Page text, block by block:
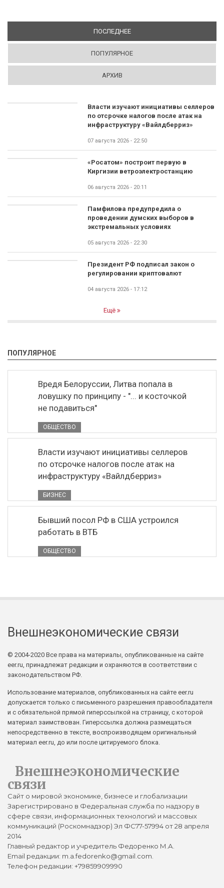
ПОСЛЕДНЕЕ(АКТИВНАЯ ВКЛАДКА)
ПОПУЛЯРНОЕ
АРХИВ
Власти изучают инициативы селлеров
по отсрочке налогов после атак на
инфраструктуру «Вайлдберриз»
07 августа 2026 - 22:50
«Росатом» построит первую в
Киргизии ветроэлектростанцию
06 августа 2026 - 20:11
Памфилова предупредила о
проведении думских выборов в
экстремальных условиях
05 августа 2026 - 22:30
Президент РФ подписал закон о
регулировании криптовалют
04 августа 2026 - 17:12
Ещё
ПОПУЛЯРНОЕ
Вредя Белоруссии, Литва попала в
ловушку по принципу - "... и косточкой
не подавиться"
ОБЩЕСТВО
Власти изучают инициативы селлеров
по отсрочке налогов после атак на
инфраструктуру «Вайлдберриз»
БИЗНЕС
Бывший посол РФ в США устроился
работать в ВТБ
ОБЩЕСТВО
Внешнеэкономические связи
© 2004-2020 Все права на материалы, опубликованные на сайте
eer.ru, принадлежат редакции и охраняются в соответствии с
законодательством РФ.
Использование материалов, опубликованных на сайте eer.ru
допускается только с письменного разрешения правообладателя
и с обязательной прямой гиперссылкой на страницу, с которой
материал заимствован. Гиперссылка должна размещаться
непосредственно в тексте, воспроизводящем оригинальный
материал eer.ru, до или после цитируемого блока.
Внешнеэкономические
связи
Сайт о мировой экономике, бизнесе и глобализации
Зарегистрировано в Федеральная служба по надзору в
сфере связи, информационных технологий и массовых
коммуникаций (Роскомнадзор) Эл ФС77-57994 от 28 апреля
2014
Главный редактор и учредитель Федоренко М.А.
Email редакции: m.a.fedorenko@gmail.com.
Телефон редакции: +79859909990